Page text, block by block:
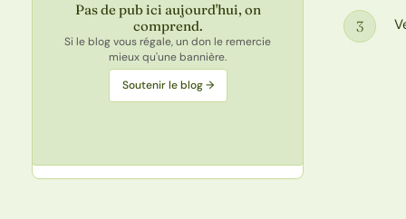
Pas de pub ici aujourd'hui, on
comprend.
Si le blog vous régale, un don le remercie
mieux qu'une bannière.
Soutenir le blog →
Étape
3